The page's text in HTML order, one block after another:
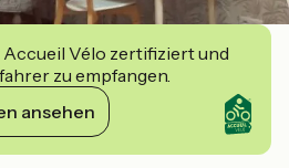
Accueil Vélo zertifiziert und
zu empfangen.
ansehen